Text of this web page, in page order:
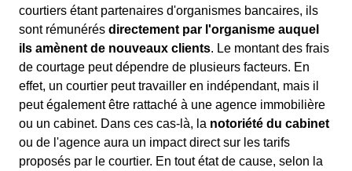
courtiers étant partenaires d'organismes bancaires, ils
sont rémunérés directement par l'organisme auquel
ils amènent de nouveaux clients. Le montant des frais
de courtage peut dépendre de plusieurs facteurs. En
effet, un courtier peut travailler en indépendant, mais il
peut également être rattaché à une agence immobilière
ou un cabinet. Dans ces cas-là, la notoriété du cabinet
ou de l'agence aura un impact direct sur les tarifs
proposés par le courtier. En tout état de cause, selon la